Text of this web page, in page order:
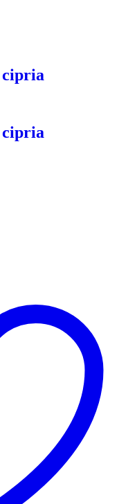
cipria